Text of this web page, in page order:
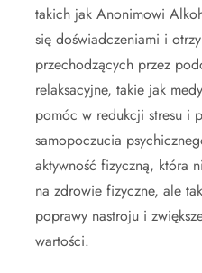
takich jak Anonimowi
się doświadczeniami i
przechodzących przez
relaksacyjne, takie jak
pomóc w redukcji stresu i
samopoczucia
aktywność fizyczną, która
na zdrowie fizyczne, ale
poprawy nastroju i
wartości.